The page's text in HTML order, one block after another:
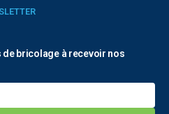
bricolage à recevoir nos